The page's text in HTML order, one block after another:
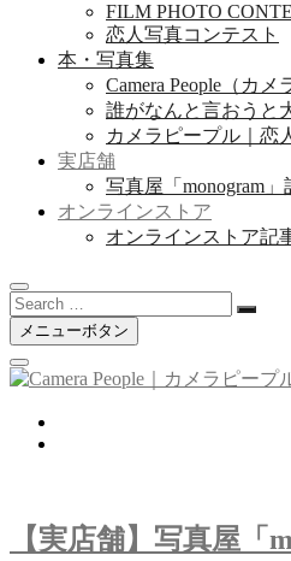
FILM PHOTO
恋人写真コンテスト
本・写真集
Camera People（カメ
誰がなんと言おうと
カメラピープル｜恋
実店舗
写真屋「monogram」
オンラインストア
オンラインストア記
Search
…メニューボタン
【実店舗】写真屋